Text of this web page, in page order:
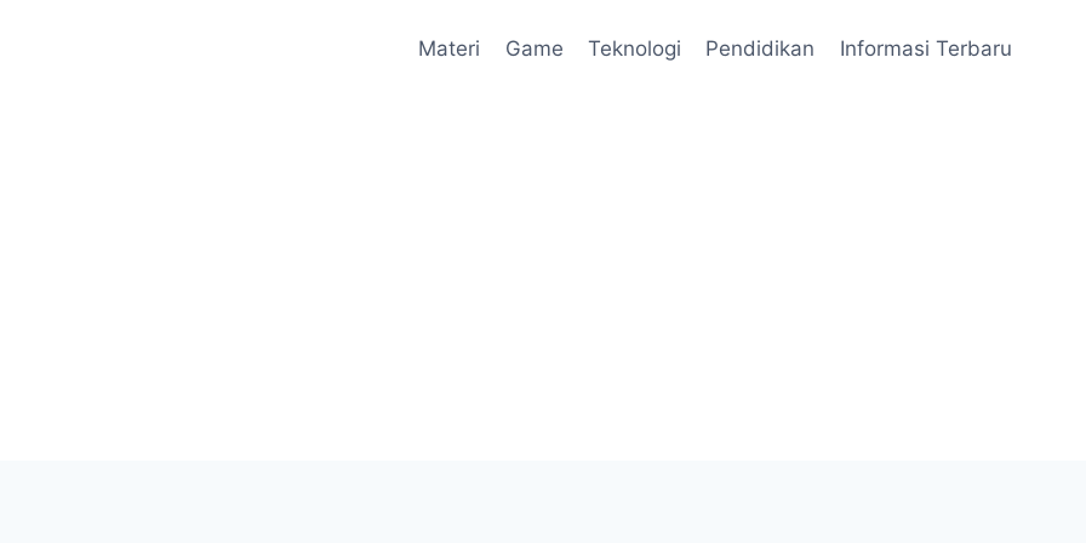
Materi Game Teknologi Pendidikan Informasi Terbaru